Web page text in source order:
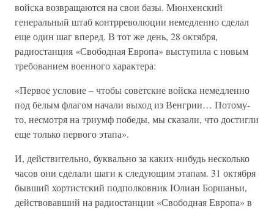
войска возвращаются на свои базы. Мюнхенский
генеральный штаб контрреволюции немедленно сделал
еще один шаг вперед. В тот же день, 28 октября,
радиостанция «Свободная Европа» выступила с новым
требованием военного характера:
«Первое условие – чтобы советские войска немедленно
под белым флагом начали выход из Венгрии… Потому-
то, несмотря на триумф победы, мы сказали, что достигли
еще только первого этапа».
И, действительно, буквально за каких-нибудь несколько
часов они сделали шаги к следующим этапам. 31 октября
бывший хортистский подполковник Юлиан Боршаньи,
действовавший на радиостанции «Свободная Европа» в